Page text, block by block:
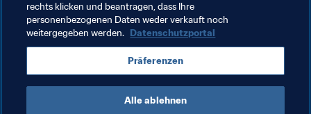
Verwandte Themen
Organisation
FIFA Fussball-Weltmeisterschaft Katar 2022™
rechts klicken und beantragen, dass Ihre
personenbezogenen Daten weder verkauft noch
weitergegeben werden. Datenschutzportal
Präferenzen
Alle ablehnen